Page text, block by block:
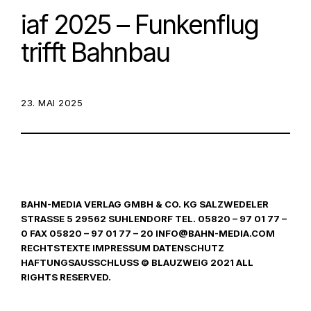
iaf 2025 – Funkenflug
trifft Bahnbau
POSTED ON:
23. MAI 2025
BAHN-MEDIA VERLAG GMBH & CO. KG SALZWEDELER
STRASSE 5 29562 SUHLENDORF TEL. 05820 – 97 01 77 –
0 FAX 05820 – 97 01 77 – 20 INFO@BAHN-MEDIA.COM
RECHTSTEXTE IMPRESSUM DATENSCHUTZ
HAFTUNGSAUSSCHLUSS © BLAUZWEIG 2021 ALL
RIGHTS RESERVED.